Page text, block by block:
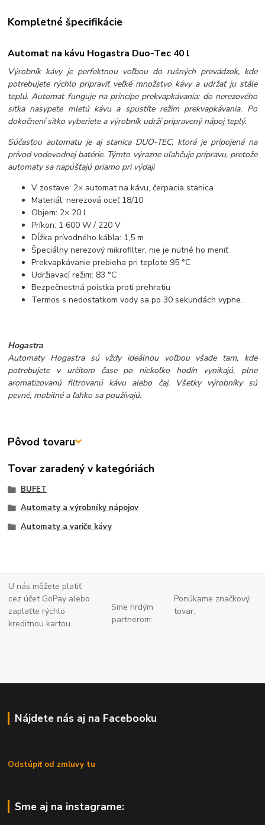
Kompletné špecifikácie
Automat na kávu Hogastra Duo-Tec 40 l
Výrobník kávy je perfektnou voľbou do rušných prevádzok, kde
potrebujete rýchlo pripraviť veľké množstvo kávy a udržať ju stále
teplú. Automat funguje na princípe prekvapkávania: do nerezového
sitka nasypete mletú kávu a spustíte režim prekvapkávania. Po
dokočnení sitko vyberiete a výrobník udrží pripravený nápoj teplý.
Súčasťou automatu je aj stanica DUO-TEC, ktorá je pripojená na
prívod vodovodnej batérie. Týmto výrazne uľahčuje prípravu, pretože
automaty sa napúšťajú priamo pri výdaji
V zostave: 2× automat na kávu, čerpacia stanica
Materiál: nerezová oceľ 18/10
Objem: 2× 20 l
Príkon: 1 600 W / 220 V
Dĺžka prívodného kábla: 1,5 m
Špeciálny nerezový mikrofilter, nie je nutné ho meniť
Prekvapkávanie prebieha pri teplote 95 °C
Udržiavací režim: 83 °C
Bezpečnostná poistka proti prehratiu
Termos s nedostatkom vody sa po 30 sekundách vypne.
Hogastra
Automaty Hogastra sú vždy ideálnou voľbou všade tam, kde
potrebujete v určitom čase po niekoľko hodín vynikajú, plne
aromatizovanú filtrovanú kávu alebo čaj. Všetky výrobníky sú
pevné, mobilné a ľahko sa používajú.
Pôvod tovaru
Tovar zaradený v kategóriách
BUFET
Automaty a výrobníky nápojov
Automaty a variče kávy
U nás môžete platiť
cez účet GoPay alebo
zaplaťte rýchlo
kreditnou kartou.
Sme hrdým
partnerom:
Ponúkame značkový
tovar:
Nájdete nás aj na Facebooku
Odstúpiť od zmluvy tu
Sme aj na instagrame: